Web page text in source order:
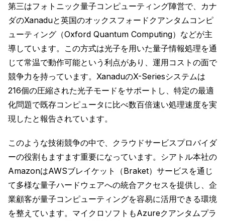
第三はフォトニック量子コンピューティング陣営で、カナ
ダのXanaduと英国のオックスフォードクアンタムコンピ
ューティング（Oxford Quantum Computing）などが主
導しています。この方式は光子を用いた量子情報処理を通
じて常温で動作可能という利点があり、運用コストの面で
競争力を持っています。XanaduのX-Seriesシステムは
216個の圧縮された光子モードをサポートし、特定の最適
化問題で既存コンピュータに比べ数百倍速い処理速度を実
現したと報告されています。
このような技術競争の中で、クラウドサービスプロバイダ
ーの役割もますます重要になっています。シアトル本社の
AmazonはAWSブレイケット（Braket）サービスを通じ
て多様な量子ハードウェアへの統合アクセスを提供し、企
業顧客が量子コンピューティングを容易に活用できる環境
を整えています。マイクロソフトもAzureクアンタムプラ